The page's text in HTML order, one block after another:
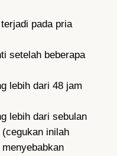
pada pria
setelah beberapa
lebih dari 48 jam
lebih dari sebulan
inilah